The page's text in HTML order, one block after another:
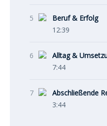
5
Beruf & Erfolg
12:39
6
Alltag &
7:44
7
Abschließende
3:44